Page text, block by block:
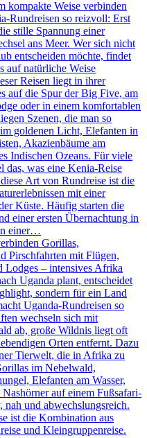
kompakte Weise verbinden
Rundreisen so reizvoll: Erst
stille Spannung einer
ans Meer. Wer sich nicht
entscheiden möchte, findet
auf natürliche Weise
Reisen liegt in ihrer
auf die Spur der Big Five, am
oder in einem komfortablen
Szenen, die man so
goldenen Licht, Elefanten in
Akazienbäume am
Indischen Ozeans. Für viele
das, was eine Kenia-Reise
Art von Rundreise ist die
mit einer
Küste. Häufig starten die
einer ersten Übernachtung in
einer…
Gorillas,
Pirschfahrten mit Flügen,
Lodges – intensives Afrika
Uganda plant, entscheidet
sondern für ein Land
Uganda-Rundreisen so
wechseln sich mit
ab, große Wildnis liegt oft
Orten entfernt. Dazu
Tierwelt, die in Afrika zu
im Nebelwald,
Elefanten am Wasser,
auf einem Fußsafari-
und abwechslungsreich.
ist die Kombination aus
und Kleingruppenreise.